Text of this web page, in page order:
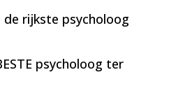
rijkste psycholoog
psycholoog ter